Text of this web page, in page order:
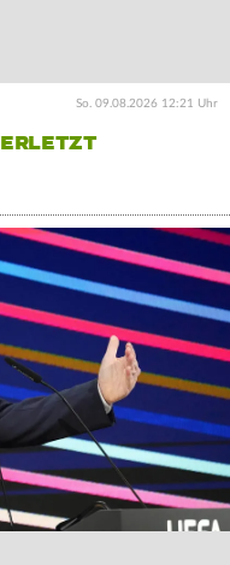
So. 09.08.2026 12:21 Uhr